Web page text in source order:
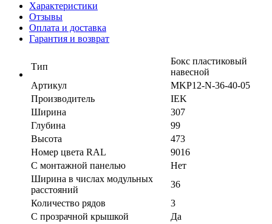
Характеристики
Отзывы
Оплата и доставка
Гарантия и возврат
Тип
Бокс пластиковый
навесной
Артикул
MKP12-N-36-40-05
Производитель
IEK
Ширина
307
Глубина
99
Высота
473
Номер цвета RAL
9016
С монтажной панелью
Нет
Ширина в числах модульных
расстояний
36
Количество рядов
3
С прозрачной крышкой
Да